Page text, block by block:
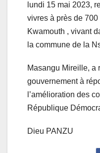
lundi 15 mai 2023,
vivres à près de
Kwamouth , vivant
la commune de la
Masangu Mireille, a
gouvernement à
l’amélioration des
République
Dieu PANZU